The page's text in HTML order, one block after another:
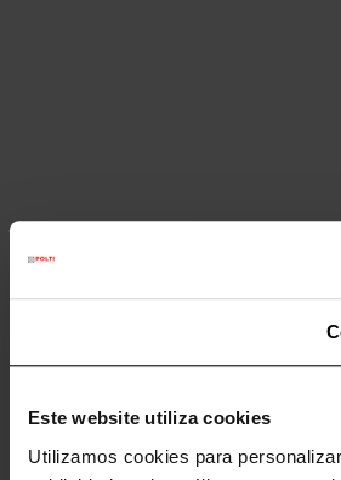
Este website utiliza cookies
Utilizamos cookies para